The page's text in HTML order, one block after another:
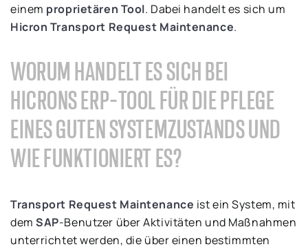
einem proprietären Tool. Dabei handelt es sich um
Hicron Transport Request Maintenance.
WORUM HANDELT ES SICH BEI
HICRONS ERP-TOOL FÜR DIE PFLEGE
EINES GUTEN SYSTEMZUSTANDS UND
WIE FUNKTIONIERT ES?
Transport Request Maintenance ist ein System, mit
demSAP-Benutzer über Aktivitäten und Maßnahmen
unterrichtet werden, die über einen bestimmten